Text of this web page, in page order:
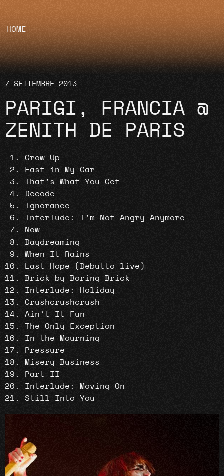
HOME
7 SETTEMBRE 2013
PARIGI, FRANCIA @
ZENITH DE PARIS
Grow Up
Fast in My Car
That’s What You Get
Decode
Ignorance
Interlude: I’m Not Angry Anymore
Now
Daydreaming
When It Rains
Last Hope (Debutto live)
Brick by Boring Brick
Interlude: Holiday
Crushcrushcrush
Ain’t It Fun
The Only Exception
In the Mourning
Pressure
Misery Business
Part II
Interlude: Moving On
Still Into You